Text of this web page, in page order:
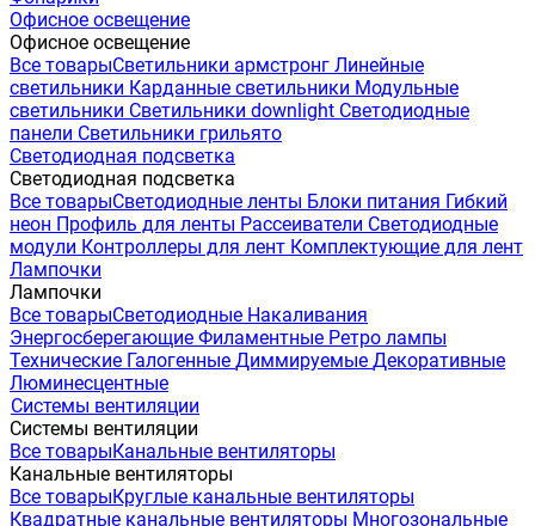
Офисное освещение
Офисное освещение
Все товарыСветильники армстронг Линейные
светильники Карданные светильники Модульные
светильники Светильники downlight Светодиодные
панели Светильники грильято
Светодиодная подсветка
Светодиодная подсветка
Все товарыСветодиодные ленты Блоки питания Гибкий
неон Профиль для ленты Рассеиватели Светодиодные
модули Контроллеры для лент Комплектующие для лент
Лампочки
Лампочки
Все товарыСветодиодные Накаливания
Энергосберегающие Филаментные Ретро лампы
Технические Галогенные Диммируемые Декоративные
Люминесцентные
Системы вентиляции
Системы вентиляции
Все товарыКанальные вентиляторы
Канальные вентиляторы
Все товарыКруглые канальные вентиляторы
Квадратные канальные вентиляторы Многозональные